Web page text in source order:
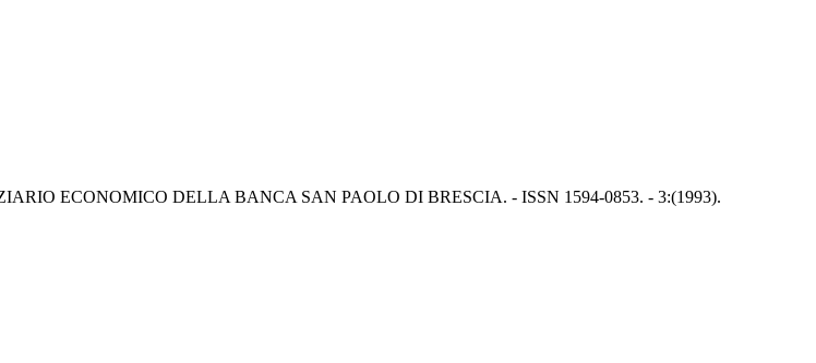
ECONOMICO DELLA BANCA SAN PAOLO DI BRESCIA. - ISSN 1594-0853. - 3:(1993).